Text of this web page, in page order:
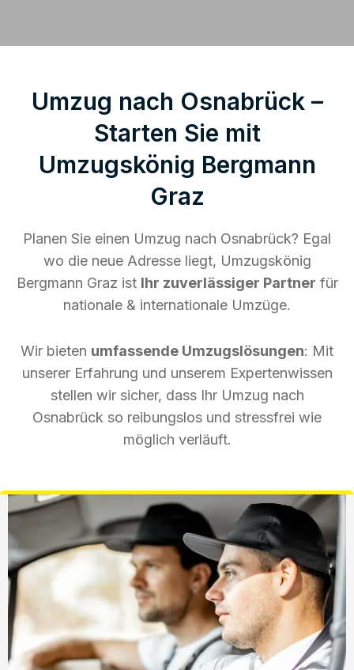
Umzug nach Osnabrück –
Starten Sie mit
Umzugskönig Bergmann
Graz
Planen Sie einen Umzug nach Osnabrück? Egal
wo die neue Adresse liegt, Umzugskönig
Bergmann Graz ist Ihr zuverlässiger Partner für
nationale & internationale Umzüge.
Wir bieten umfassende Umzugslösungen: Mit
unserer Erfahrung und unserem Expertenwissen
stellen wir sicher, dass Ihr Umzug nach
Osnabrück so reibungslos und stressfrei wie
möglich verläuft.